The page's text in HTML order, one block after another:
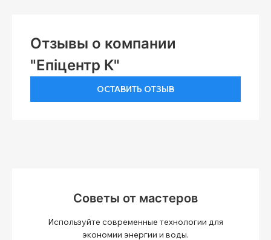
Отзывы о компании
"Епіцентр К"
ОСТАВИТЬ ОТЗЫВ
Советы от мастеров
Используйте современные технологии для
экономии энергии и воды.